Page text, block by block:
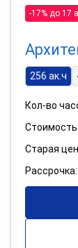
-17% до 17
256 ак.ч
Кол-во
Стоимость:
Старая
Рассрочка: